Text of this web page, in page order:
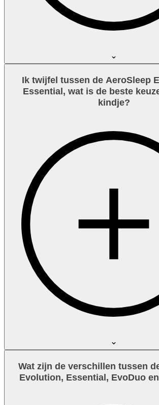
Ik twijfel tussen de AeroSleep
Essential, wat is de beste
kindje?
Wat zijn de verschillen tussen
Evolution, Essential, EvoDuo